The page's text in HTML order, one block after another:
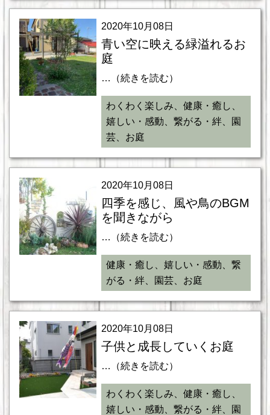
2020年10月08日
青い空に映える緑溢れるお
庭
…（続きを読む）
わくわく楽しみ、健康・癒し、
嬉しい・感動、繋がる・絆、園
芸、お庭
2020年10月08日
四季を感じ、風や鳥のBGM
を聞きながら
…（続きを読む）
健康・癒し、嬉しい・感動、繋
がる・絆、園芸、お庭
2020年10月08日
子供と成長していくお庭
…（続きを読む）
わくわく楽しみ、健康・癒し、
嬉しい・感動、繋がる・絆、園